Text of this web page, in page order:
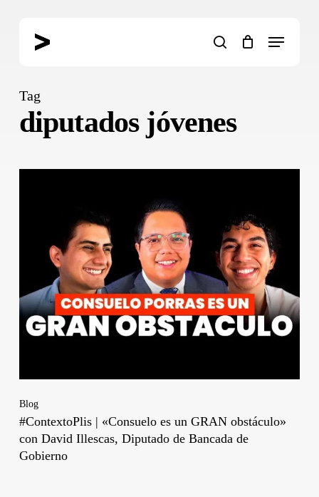
search
Menu
Tag
diputados jóvenes
Blog
#ContextoPlis | «Consuelo es un GRAN obstáculo»
con David Illescas, Diputado de Bancada de
Gobierno